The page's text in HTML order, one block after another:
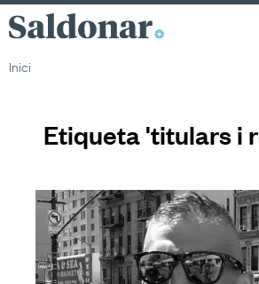
Saldonar
Inici
Etiqueta 'titulars i